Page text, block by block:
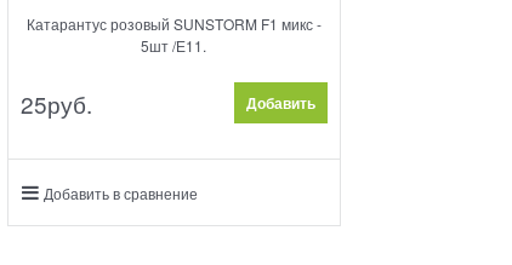
Катарантус розовый SUNSTORM F1 микс -
5шт /Е11.
25руб. Добавить
Добавить в сравнение